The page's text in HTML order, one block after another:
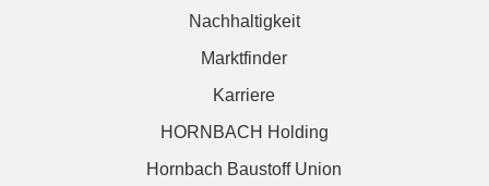
Nachhaltigkeit
Marktfinder
Karriere
HORNBACH Holding
Hornbach Baustoff Union